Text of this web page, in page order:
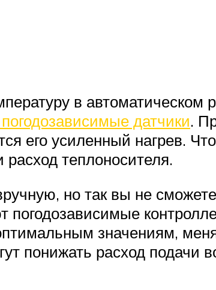
в автоматическом
датчики.
его усиленный нагрев.
теплоносителя.
но так вы не
погодозависимые
значениям,
понижать расход подачи